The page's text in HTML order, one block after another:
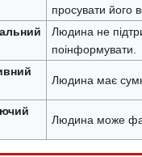
просувати його
Людина не
поінформувати.
Людина має
Людина може